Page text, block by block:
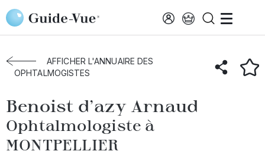
Aller au contenu principal
Accueil Annuaire des ophtalmologistes
Montpellier
Benoist D'azy Arnaud
AFFICHER L'ANNUAIRE DES
OPHTALMOGISTES
Benoist d'azy Arnaud
Ophtalmologiste à
MONTPELLIER